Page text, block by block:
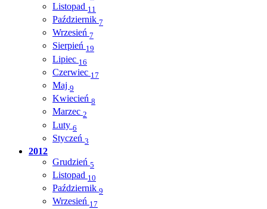
Listopad 11
Październik 7
Wrzesień 7
Sierpień 19
Lipiec 16
Czerwiec 17
Maj 9
Kwiecień 8
Marzec 2
Luty 6
Styczeń 3
2012
Grudzień 5
Listopad 10
Październik 9
Wrzesień 17